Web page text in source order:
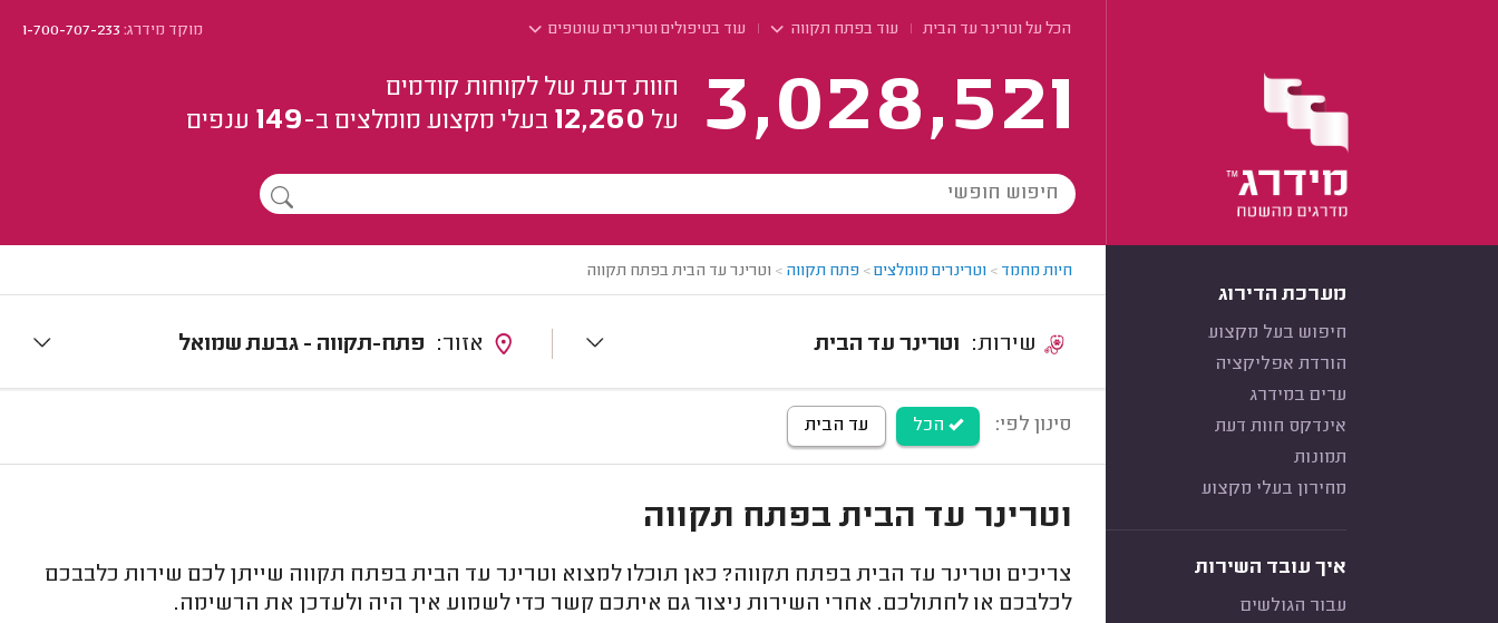
הכל על וטרינר עד הבית עוד בפתח תקווה עוד בטיפולים וטרינרים שוטפים מוקד מידרג:1-700-707-233
3,028,521
חוות דעת של לקוחות קודמים
על 12,260 בעלי מקצוע מומלצים ב-149 ענפים
מערכת הדירוג
חיפוש בעל מקצוע
הורדת אפליקציה
ערים במידרג
אינדקס חוות דעת
תמונות
מחירון בעלי מקצוע
איך עובד השירות
עבור הגולשים
חיות מחמד > וטרינרים מומלצים> פתח תקווה > וטרינר עד הבית בפתח תקווה
וטרינר עד הבית פתח-תקווה - גבעת שמואל
סינון לפי: הכל עד הבית
וטרינר עד הבית בפתח תקווה
צריכים וטרינר עד הבית בפתח תקווה? כאן תוכלו למצוא וטרינר עד הבית בפתח תקווה שייתן לכם שירות כלבבכם
לכלבכם או לחתולכם. אחרי השירות ניצור גם איתכם קשר כדי לשמוע איך היה ולעדכן את הרשימה.